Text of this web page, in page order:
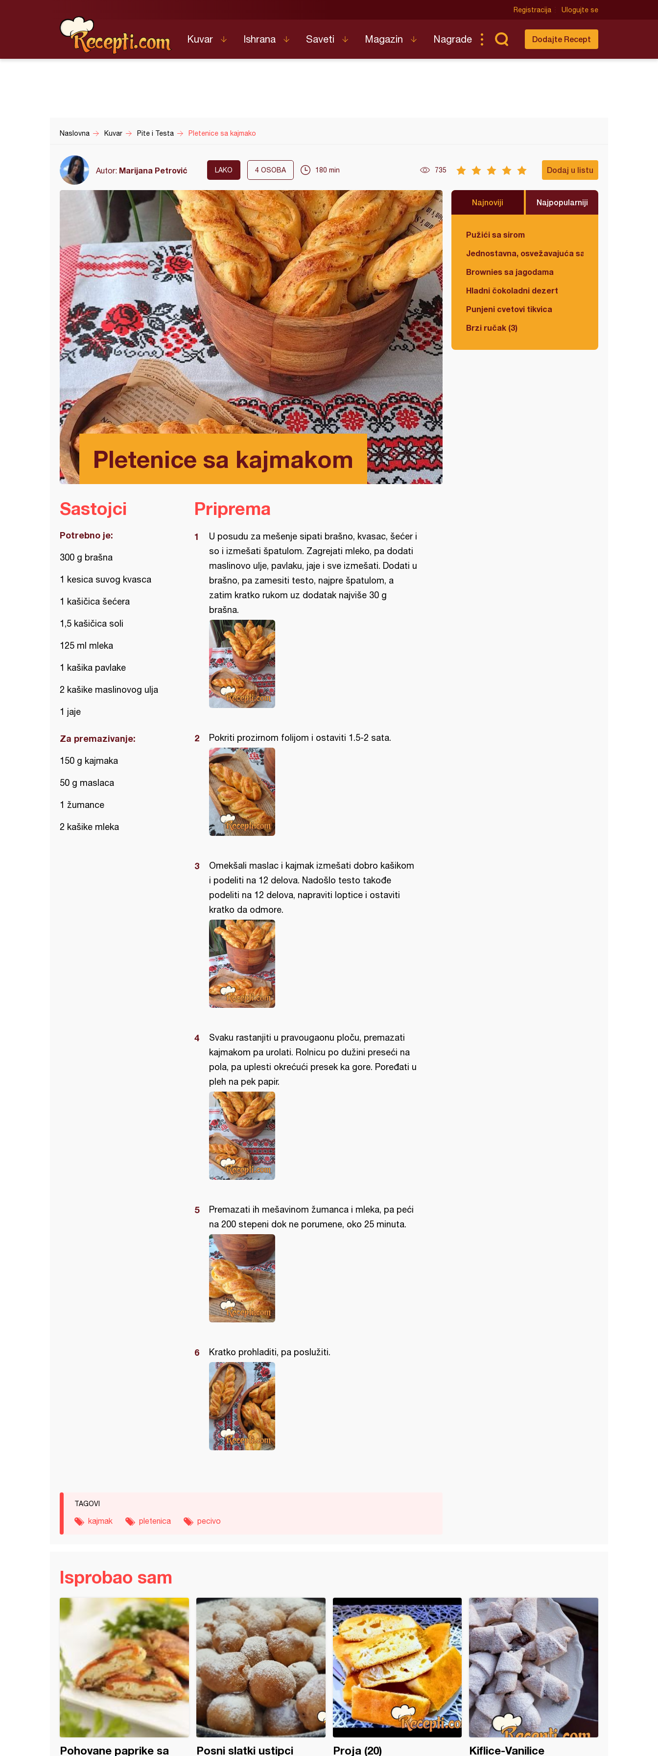
Registracija Ulogujte se
Kuvar Ishrana Saveti Magazin Nagrade Dodajte Recept
Naslovna Kuvar Pite i Testa Pletenice sa kajmako
Autor: Marijana Petrović LAKO 4 OSOBA 180 min 735 Dodaj u listu
Pletenice sa kajmakom
Najnoviji Najpopularniji
Pužići sa sirom
Jednostavna, osvežavajuća salata
Brownies sa jagodama
Hladni čokoladni dezert
Punjeni cvetovi tikvica
Brzi ručak (3)
Sastojci
Potrebno je:
300 g brašna
1 kesica suvog kvasca
1 kašičica šećera
1,5 kašičica soli
125 ml mleka
1 kašika pavlake
2 kašike maslinovog ulja
1 jaje
Za premazivanje:
150 g kajmaka
50 g maslaca
1 žumance
2 kašike mleka
Priprema
U posudu za mešenje sipati brašno, kvasac, šećer i
so i izmešati špatulom. Zagrejati mleko, pa dodati
maslinovo ulje, pavlaku, jaje i sve izmešati. Dodati u
brašno, pa zamesiti testo, najpre špatulom, a
zatim kratko rukom uz dodatak najviše 30 g
brašna.
Pokriti prozirnom folijom i ostaviti 1.5-2 sata.
Omekšali maslac i kajmak izmešati dobro kašikom
i podeliti na 12 delova. Nadošlo testo takođe
podeliti na 12 delova, napraviti loptice i ostaviti
kratko da odmore.
Svaku rastanjiti u pravougaonu ploču, premazati
kajmakom pa urolati. Rolnicu po dužini preseći na
pola, pa uplesti okrećući presek ka gore. Poređati u
pleh na pek papir.
Premazati ih mešavinom žumanca i mleka, pa peći
na 200 stepeni dok ne porumene, oko 25 minuta.
Kratko prohladiti, pa poslužiti.
TAGOVI
kajmak pletenica pecivo
Isprobao sam
Pohovane paprike sa Posni slatki ustipci Proja (20) Kiflice-Vanilice